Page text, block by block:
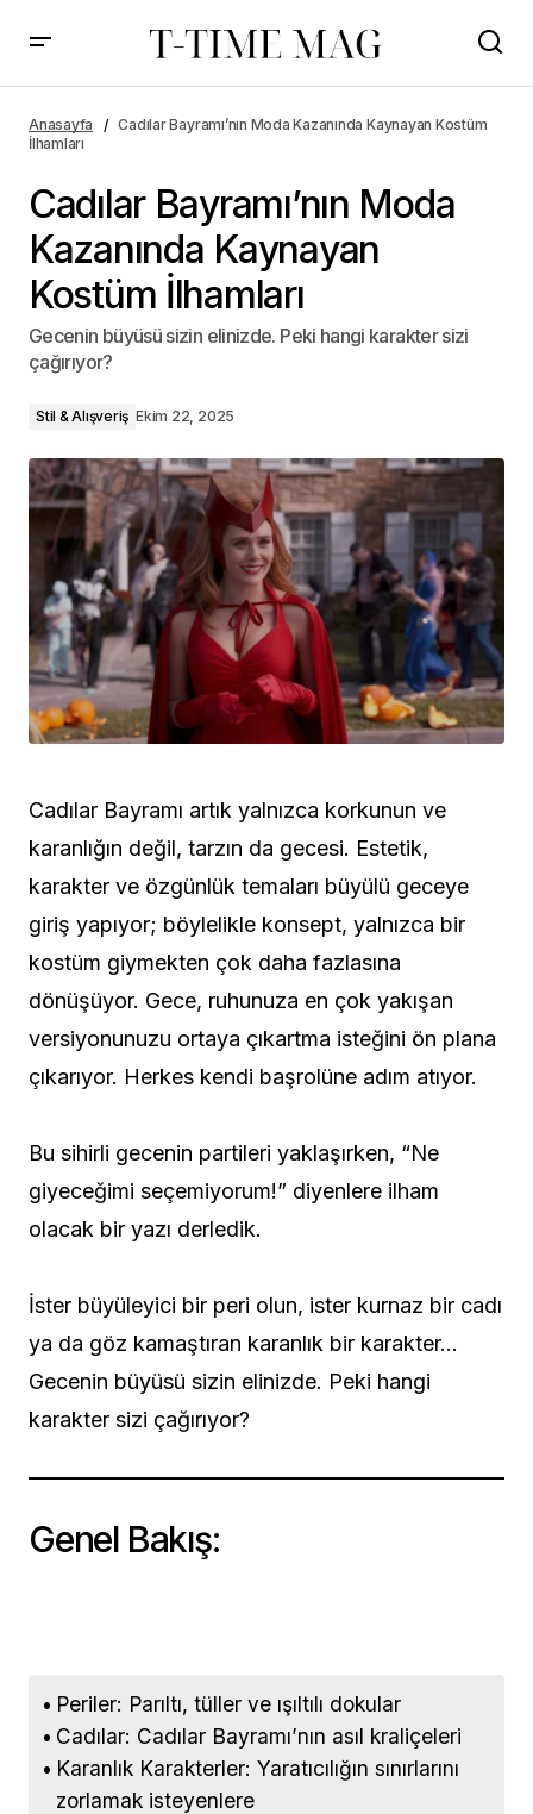
Anasayfa
Cadılar Bayramı’nın Moda Kazanında Kaynayan Kostüm
İlhamları
Cadılar Bayramı’nın Moda
Kazanında Kaynayan
Kostüm İlhamları
Gecenin büyüsü sizin elinizde. Peki hangi karakter sizi
çağırıyor?
Stil & Alışveriş Ekim 22, 2025
Cadılar Bayramı artık yalnızca korkunun ve
karanlığın değil, tarzın da gecesi. Estetik,
karakter ve özgünlük temaları büyülü geceye
giriş yapıyor; böylelikle konsept, yalnızca bir
kostüm giymekten çok daha fazlasına
dönüşüyor. Gece, ruhunuza en çok yakışan
versiyonunuzu ortaya çıkartma isteğini ön plana
çıkarıyor. Herkes kendi başrolüne adım atıyor.
Bu sihirli gecenin partileri yaklaşırken, “Ne
giyeceğimi seçemiyorum!” diyenlere ilham
olacak bir yazı derledik.
İster büyüleyici bir peri olun, ister kurnaz bir cadı
ya da göz kamaştıran karanlık bir karakter…
Gecenin büyüsü sizin elinizde. Peki hangi
karakter sizi çağırıyor?
Genel Bakış:
Periler: Parıltı, tüller ve ışıltılı dokular
Cadılar: Cadılar Bayramı’nın asıl kraliçeleri
Karanlık Karakterler: Yaratıcılığın sınırlarını
zorlamak isteyenlere